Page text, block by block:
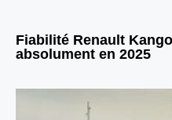
Fiabilité Renault
absolument en 2025